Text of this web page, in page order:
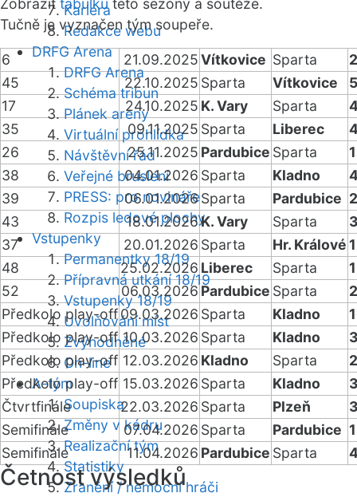
Kariéra
Redakce webu
DRFG Arena
DRFG Arena
Schéma tribun
Plánek areny
Virtuální prohlídka
Návštěvní řád
Veřejné bruslení
PRESS: pro novináře
Rozpis ledové plochy
Vstupenky
Permanentky 18/19
Přípravná utkání 18/19
Vstupenky 18/19
Uvolňování míst
Zvýhodněné
On-line
A-tým
Soupiska
Změny v kádru
Realizační tým
Statistiky
Zranění / nemocní hráči
Zobrazit tabulku této sezóny a soutěže.
Tučně je vyznačen tým soupeře.
6 21.09.2025Vítkovice Sparta
45
22.10.2025 Sparta Vítkovice
17
24.10.2025 K. Vary Sparta
35
09.11.2025 Sparta Liberec
26
25.11.2025 Pardubice Sparta
38
04.01.2026 Sparta Kladno
39
06.01.2026Sparta Pardubice
43
18.01.2026K. Vary Sparta
37
20.01.2026 Sparta Hr. Králové
48
25.02.2026 Liberec Sparta
52
06.03.2026 Pardubice Sparta
Předkolo play-off09.03.2026 Sparta Kladno
Předkolo play-off 10.03.2026 Sparta Kladno
Předkolo play-off 12.03.2026 Kladno Sparta
Předkolo play-off 15.03.2026 Sparta Kladno
Čtvrtfinále
22.03.2026 Sparta Plzeň
Semifinále
07.04.2026 Sparta Pardubice
Semifinále
11.04.2026 Pardubice Sparta
Četnost výsledků